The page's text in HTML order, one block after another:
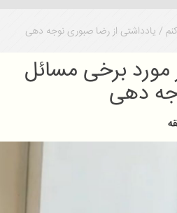
/ یادداشتی از رضا صبوری نوجه دهی
برخی مسائل
دهی